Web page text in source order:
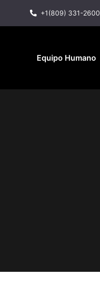
+1(809) 331-2600
Equipo Humano